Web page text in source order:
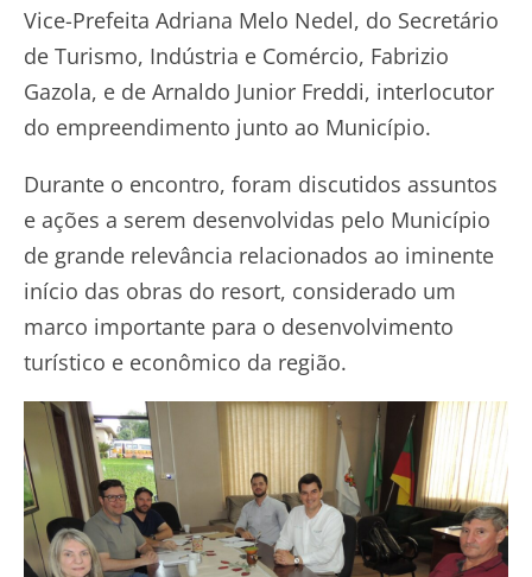
Vice-Prefeita Adriana Melo Nedel, do Secretário
de Turismo, Indústria e Comércio, Fabrizio
Gazola, e de Arnaldo Junior Freddi, interlocutor
do empreendimento junto ao Município.
Durante o encontro, foram discutidos assuntos
e ações a serem desenvolvidas pelo Município
de grande relevância relacionados ao iminente
início das obras do resort, considerado um
marco importante para o desenvolvimento
turístico e econômico da região.